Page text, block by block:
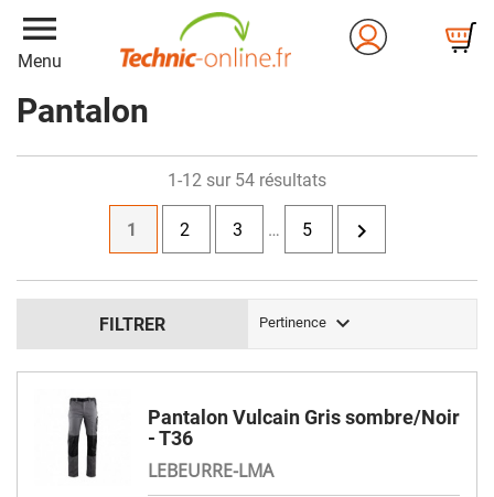
menu
Menu
Pantalon
FILTRER Pertinence 
1-12 sur 54 résultats
1 2 3 … 5 
Pantalon Vulcain Gris sombre/Noir
- T36
LEBEURRE-LMA